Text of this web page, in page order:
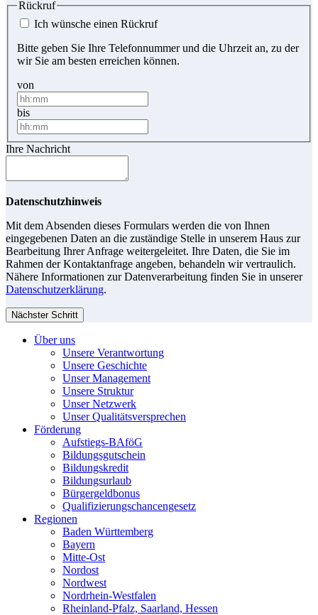
Rückruf
Ich wünsche einen Rückruf
Bitte geben Sie Ihre Telefonnummer und die Uhrzeit an, zu der
wir Sie am besten erreichen können.
von
bis
Ihre Nachricht
Datenschutzhinweis
Mit dem Absenden dieses Formulars werden die von Ihnen
eingegebenen Daten an die zuständige Stelle in unserem Haus zur
Bearbeitung Ihrer Anfrage weitergeleitet. Ihre Daten, die Sie im
Rahmen der Kontaktanfrage angeben, behandeln wir vertraulich.
Nähere Informationen zur Datenverarbeitung finden Sie in unserer
Datenschutzerklärung.
Nächster Schritt
Über uns
Unsere Verantwortung
Unsere Geschichte
Unser Management
Unsere Struktur
Unser Netzwerk
Unser Qualitätsversprechen
Förderung
Aufstiegs-BAföG
Bildungsgutschein
Bildungskredit
Bildungsurlaub
Bürgergeldbonus
Qualifizierungschancengesetz
Regionen
Baden Württemberg
Bayern
Mitte-Ost
Nordost
Nordwest
Nordrhein-Westfalen
Rheinland-Pfalz, Saarland, Hessen